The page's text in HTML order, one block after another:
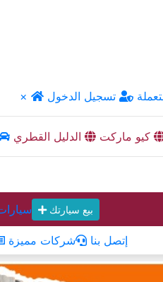
× تسجيل الدخول
كيو ماركت الدليل القطري
بيع سيارتك
شركات مميزة إتصل بنا